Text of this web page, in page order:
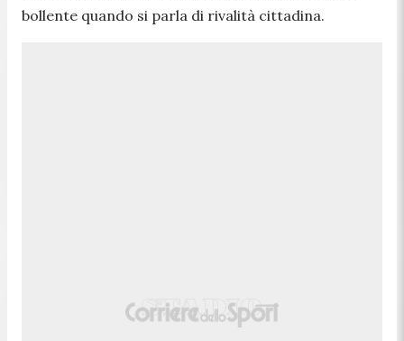
bollente quando si parla di rivalità cittadina.